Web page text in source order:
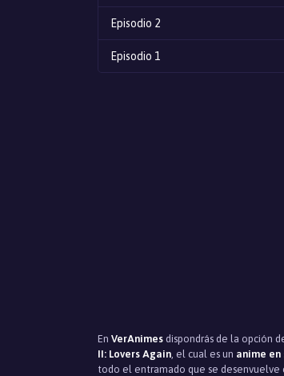
Episodio 2
Episodio 1
En VerAnimes dispondrás de la opción
II: Lovers Again, el cual es un anime en
todo el entramado que se desenvuelve